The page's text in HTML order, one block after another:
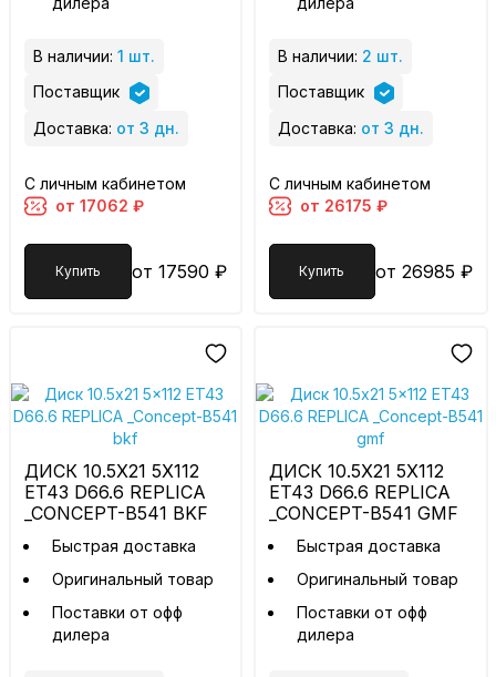
В наличии: 1 шт.
Поставщик
Доставка: от 3 дн.
С личным кабинетом
от 17062 ₽
Купить от 17590 ₽
В наличии: 2 шт.
Поставщик
Доставка: от 3 дн.
С личным кабинетом
от 26175 ₽
Купить от 26985 ₽
ДИСК 10.5X21 5X112
ET43 D66.6 REPLICA
_CONCEPT-B541 BKF
Быстрая доставка
Оригинальный товар
Поставки от офф
дилера
ДИСК 10.5X21 5X112
ET43 D66.6 REPLICA
_CONCEPT-B541 GMF
Быстрая доставка
Оригинальный товар
Поставки от офф
дилера